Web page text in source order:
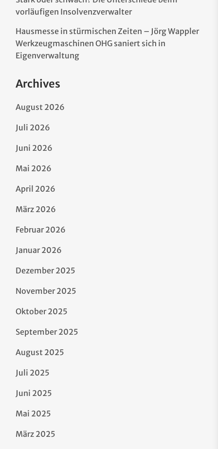
vorläufigen Insolvenzverwalter
Hausmesse in stürmischen Zeiten – Jörg Wappler
Werkzeugmaschinen OHG saniert sich in
Eigenverwaltung
Archives
August 2026
Juli 2026
Juni 2026
Mai 2026
April 2026
März 2026
Februar 2026
Januar 2026
Dezember 2025
November 2025
Oktober 2025
September 2025
August 2025
Juli 2025
Juni 2025
Mai 2025
März 2025